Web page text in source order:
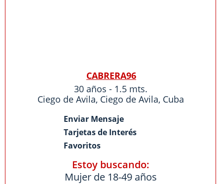
CABRERA96
30 años - 1.5 mts.
Ciego de Avila, Ciego de Avila, Cuba
Enviar Mensaje
Tarjetas de Interés
Favoritos
Estoy buscando:
Mujer de 18-49 años